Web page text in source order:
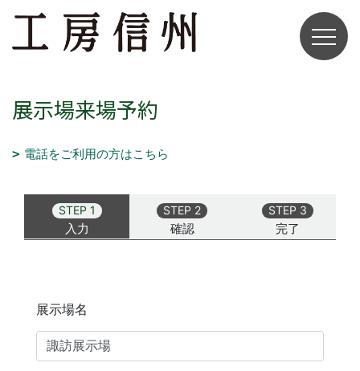
展示場来場予約
電話をご利用の方はこちら